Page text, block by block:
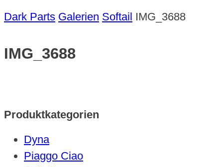
Dark Parts Galerien Softail IMG_3688
IMG_3688
Produktkategorien
Dyna
Piaggo Ciao